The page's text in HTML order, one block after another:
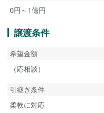
0円～1億円
譲渡条件
希望金額
（応相談）
引継ぎ条件
柔軟に対応